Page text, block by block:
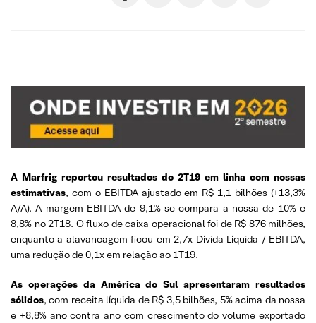
A Marfrig reportou resultados do 2T19 em linha com nossas
estimativas, com o EBITDA ajustado em R$ 1,1 bilhões (+13,3%
A/A). A margem EBITDA de 9,1% se compara a nossa de 10% e
8,8% no 2T18. O fluxo de caixa operacional foi de R$ 876 milhões,
enquanto a alavancagem ficou em 2,7x Dívida Líquida / EBITDA,
uma redução de 0,1x em relação ao 1T19.
As operações da América do Sul apresentaram resultados
sólidos, com receita líquida de R$ 3,5 bilhões, 5% acima da nossa
e +8,8% ano contra ano com crescimento do volume exportado